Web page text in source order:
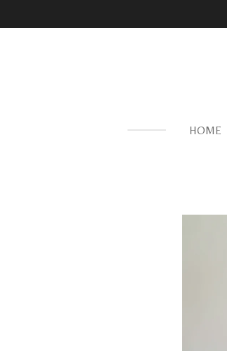
Hauptinhalt
HOME